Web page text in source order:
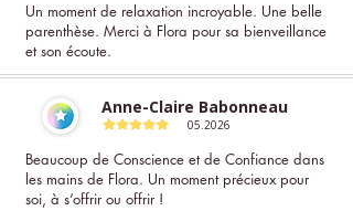
Un moment de relaxation incroyable. Une belle
parenthèse. Merci à Flora pour sa bienveillance
et son écoute.
Anne-Claire Babonneau
05.2026
Beaucoup de Conscience et de Confiance dans
les mains de Flora. Un moment précieux pour
soi, à s’offrir ou offrir !